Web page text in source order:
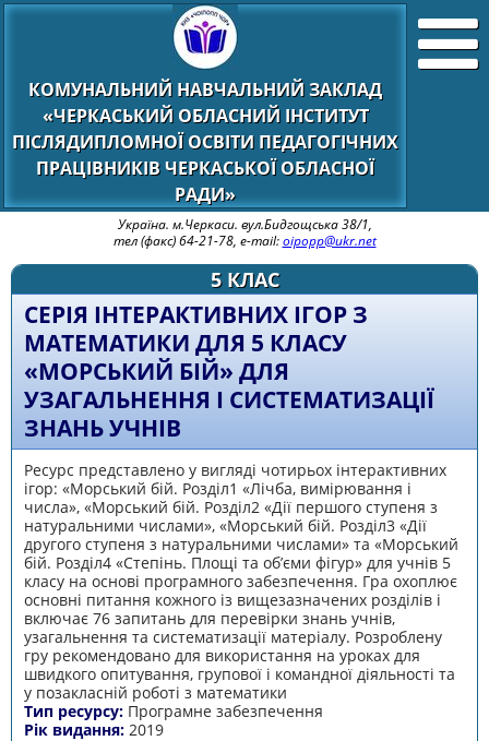
КОМУНАЛЬНИЙ НАВЧАЛЬНИЙ ЗАКЛАД
«ЧЕРКАСЬКИЙ ОБЛАСНИЙ ІНСТИТУТ
ПІСЛЯДИПЛОМНОЇ ОСВІТИ ПЕДАГОГІЧНИХ
ПРАЦІВНИКІВ ЧЕРКАСЬКОЇ ОБЛАСНОЇ
РАДИ»
Україна. м.Черкаси. вул.Бидгощська 38/1,
тел (факс) 64-21-78, e-mail:oipopp@ukr.net
5 КЛАС
СЕРІЯ ІНТЕРАКТИВНИХ ІГОР З
МАТЕМАТИКИ ДЛЯ 5 КЛАСУ
«МОРСЬКИЙ БІЙ» ДЛЯ
УЗАГАЛЬНЕННЯ І СИСТЕМАТИЗАЦІЇ
ЗНАНЬ УЧНІВ
Ресурс представлено у вигляді чотирьох інтерактивних
ігор: «Морський бій. Розділ1 «Лічба, вимірювання і
числа», «Морський бій. Розділ2 «Дії першого ступеня з
натуральними числами», «Морський бій. Розділ3 «Дії
другого ступеня з натуральними числами» та «Морський
бій. Розділ4 «Степінь. Площі та об’єми фігур» для учнів 5
класу на основі програмного забезпечення. Гра охоплює
основні питання кожного із вищезазначених розділів і
включає 76 запитань для перевірки знань учнів,
узагальнення та систематизації матеріалу. Розроблену
гру рекомендовано для використання на уроках для
швидкого опитування, групової і командної діяльності та
у позакласній роботі з математики
Тип ресурсу: Програмне забезпечення
Рік видання: 2019